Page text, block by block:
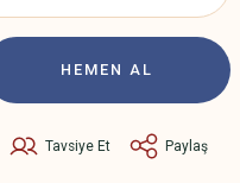
HEMEN AL
Tavsiye Et Paylaş